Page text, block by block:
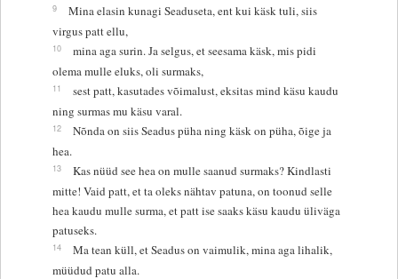
9
Mina elasin kunagi Seaduseta, ent kui käsk tuli, siis
virgus patt ellu,
10
mina aga surin. Ja selgus, et seesama käsk, mis pidi
olema mulle eluks, oli surmaks,
11
sest patt, kasutades võimalust, eksitas mind käsu kaudu
ning surmas mu käsu varal.
12
Nõnda on siis Seadus püha ning käsk on püha, õige ja
hea.
13
Kas nüüd see hea on mulle saanud surmaks? Kindlasti
mitte! Vaid patt, et ta oleks nähtav patuna, on toonud selle
hea kaudu mulle surma, et patt ise saaks käsu kaudu üliväga
patuseks.
14
Ma tean küll, et Seadus on vaimulik, mina aga lihalik,
müüdud patu alla.